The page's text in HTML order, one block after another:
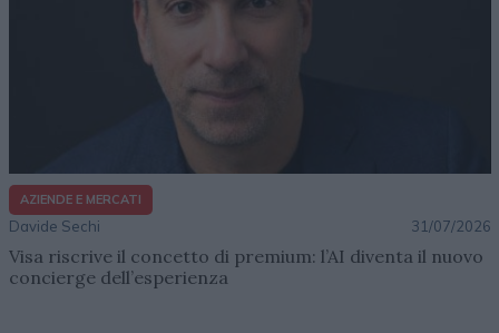
AZIENDE E MERCATI
Davide Sechi 31/07/2026
Visa riscrive il concetto di premium: l’AI diventa il nuovo
concierge dell’esperienza